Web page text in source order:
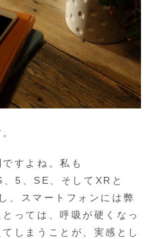
すよね。私も
5、SE、そしてXRと
、スマートフォンには弊
っては、呼吸が硬くなっ
しまうことが、実感とし